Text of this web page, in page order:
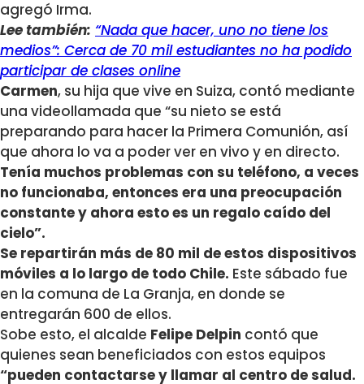
agregó Irma.
Lee también: “Nada que hacer, uno no tiene los
medios”: Cerca de 70 mil estudiantes no ha podido
participar de clases online
Carmen, su hija que vive en Suiza, contó mediante
una videollamada que “su nieto se está
preparando para hacer la Primera Comunión, así
que ahora lo va a poder ver en vivo y en directo.
Tenía muchos problemas con su teléfono, a veces
no funcionaba, entonces era una preocupación
constante y ahora esto es un regalo caído del
cielo”.
Se repartirán más de 80 mil de estos dispositivos
móviles a lo largo de todo Chile. Este sábado fue
en la comuna de La Granja, en donde se
entregarán 600 de ellos.
Sobe esto, el alcalde Felipe Delpin contó que
quienes sean beneficiados con estos equipos
“pueden contactarse y llamar al centro de salud.